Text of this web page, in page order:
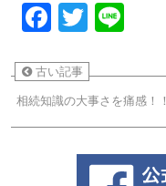
Facebook
Twitter
古い記事
相続知識の大事さを痛感！！